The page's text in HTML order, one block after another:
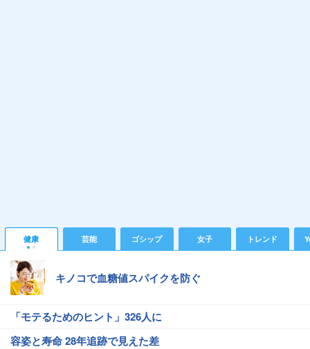
健康 芸能 ゴシップ 女子 トレンド
キノコで血糖値スパイクを防ぐ
「モテるためのヒント」326人に
容姿と寿命 28年追跡で見えた差